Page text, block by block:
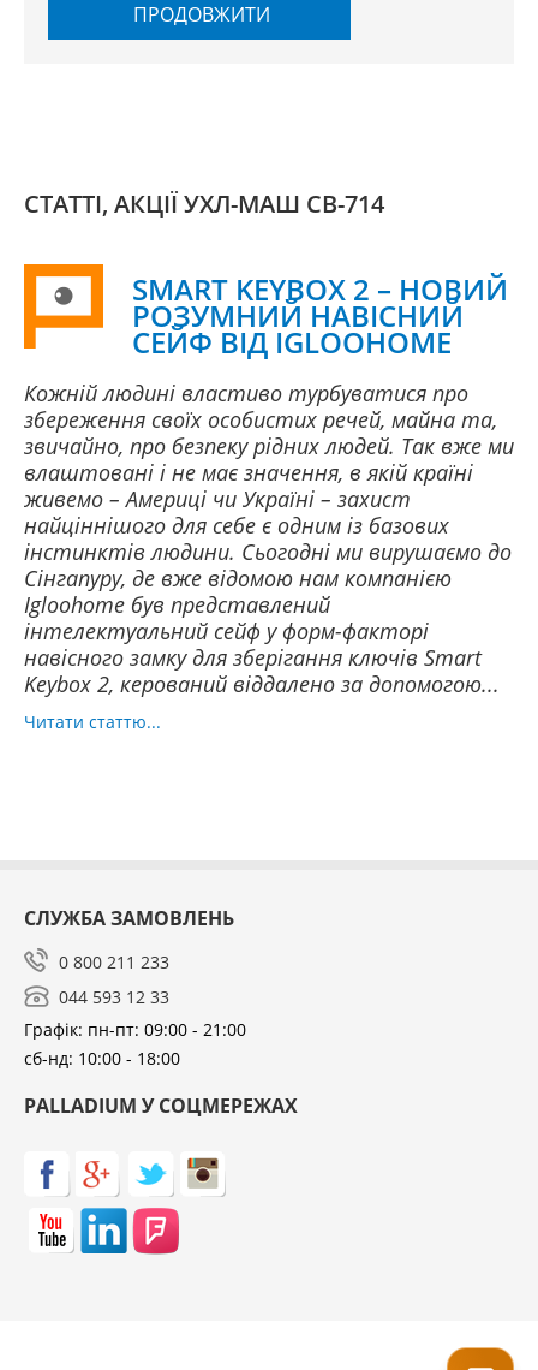
ПРОДОВЖИТИ
СТАТТІ, АКЦІЇ УХЛ-МАШ СВ-714
SMART KEYBOX 2 – НОВИЙ
РОЗУМНИЙ НАВІСНИЙ
СЕЙФ ВІД IGLOOHOME
Кожній людині властиво турбуватися про
збереження своїх особистих речей, майна та,
звичайно, про безпеку рідних людей. Так вже ми
влаштовані і не має значення, в якій країні
живемо – Америці чи Україні – захист
найціннішого для себе є одним із базових
інстинктів людини. Сьогодні ми вирушаємо до
Сінгапуру, де вже відомою нам компанією
Igloohome був представлений
інтелектуальний сейф у форм-факторі
навісного замку для зберігання ключів Smart
Keybox 2, керований віддалено за допомогою...
Читати статтю...
СЛУЖБА ЗАМОВЛЕНЬ
0 800 211 233
044 593 12 33
Графік: пн-пт: 09:00 - 21:00
сб-нд: 10:00 - 18:00
PALLADIUM У СОЦМЕРЕЖАХ